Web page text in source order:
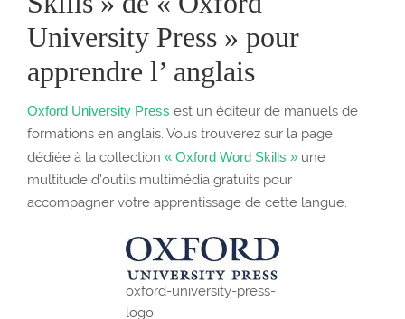
University Press » pour
apprendre l’ anglais
Oxford University Press est un éditeur de manuels de
formations en anglais. Vous trouverez sur la page
dédiée à la collection « Oxford Word Skills » une
multitude d’outils multimédia gratuits pour
accompagner votre apprentissage de cette langue.
oxford-university-press-
logo